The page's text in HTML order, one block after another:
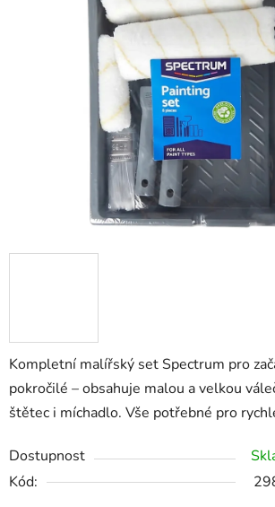
Kompletní malířský set Spectrum pro
pokročilé – obsahuje malou a velkou
štětec i míchadlo. Vše potřebné pro
Dostupnost
Kód: